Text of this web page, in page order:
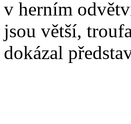
v herním
jsou větší,
dokázal